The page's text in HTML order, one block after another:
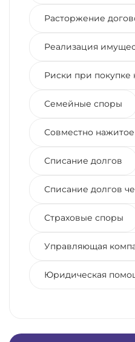
Расторжение
Реализация
Риски при покупке
Семейные споры
Совместно
Списание долгов
Списание долгов
Страховые споры
Управляющая
Юридическая